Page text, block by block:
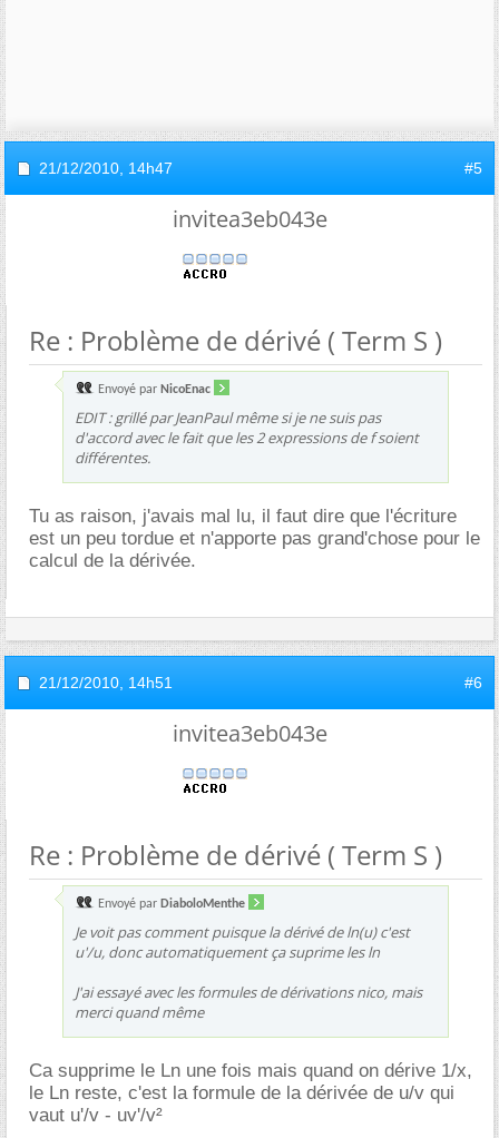
21/12/2010, 14h47 #5
invitea3eb043e
Re : Problème de dérivé ( Term S )
Envoyé par NicoEnac
EDIT : grillé par JeanPaul même si je ne suis pas
d'accord avec le fait que les 2 expressions de f soient
différentes.
Tu as raison, j'avais mal lu, il faut dire que l'écriture
est un peu tordue et n'apporte pas grand'chose pour le
calcul de la dérivée.
21/12/2010, 14h51 #6
invitea3eb043e
Re : Problème de dérivé ( Term S )
Envoyé par DiaboloMenthe
Je voit pas comment puisque la dérivé de ln(u) c'est
u'/u, donc automatiquement ça suprime les ln
J'ai essayé avec les formules de dérivations nico, mais
merci quand même
Ca supprime le Ln une fois mais quand on dérive 1/x,
le Ln reste, c'est la formule de la dérivée de u/v qui
vaut u'/v - uv'/v²